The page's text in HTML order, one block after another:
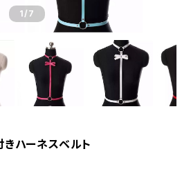
1/7
きハーネスベルト